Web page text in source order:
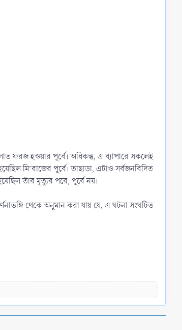
ফরজ হওয়ার পূর্বে। অধিকন্তু, এ ব্যাপারে সকলেই
মি’রাজের পূর্বে। তাছাড়া, এটাও সর্বজনবিদিত
তাঁর মৃত্যুর পরে, পূর্বে নয়।
থেকে অনুমান করা যায় যে, এ ঘটনা সংঘটিত